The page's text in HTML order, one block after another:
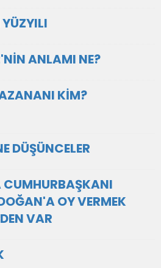
YÜZYILI
ANLAMI NE?
KİM?
DÜŞÜNCELER
OY VERMEK
VAR